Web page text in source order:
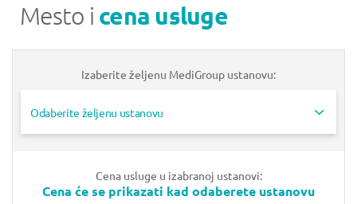
Mesto i cena usluge
Izaberite željenu MediGroup ustanovu:
Odaberite željenu ustanovu
Cena usluge u izabranoj ustanovi:
Cena će se prikazati kad odaberete ustanovu